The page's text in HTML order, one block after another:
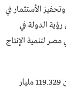
الأستثمار في
رؤية الدولة في
مصر لتنمية الإنتاج
وشهدت محفظة الودائع أرتفاعًا ملحوظاً لتقفز من 119.329 مليار